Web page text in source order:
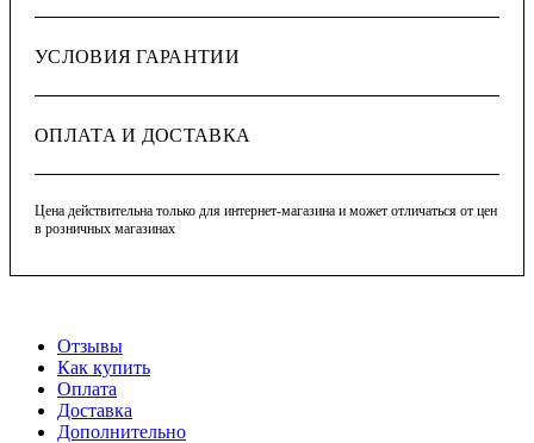
УСЛОВИЯ ГАРАНТИИ
ОПЛАТА И ДОСТАВКА
Цена действительна только для интернет-магазина и может отличаться от цен
в розничных магазинах
Отзывы
Как купить
Оплата
Доставка
Дополнительно